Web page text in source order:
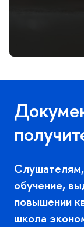
обучение,
повышении
школа